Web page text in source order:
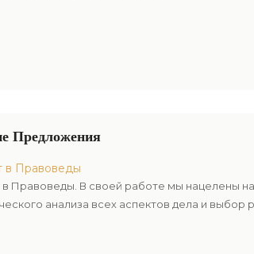
Предложения
в Правоведы
Правоведы. В своей работе мы нацелены
анализа всех аспектов дела и выбор